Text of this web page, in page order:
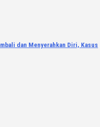
dan Menyerahkan Diri, Kasus